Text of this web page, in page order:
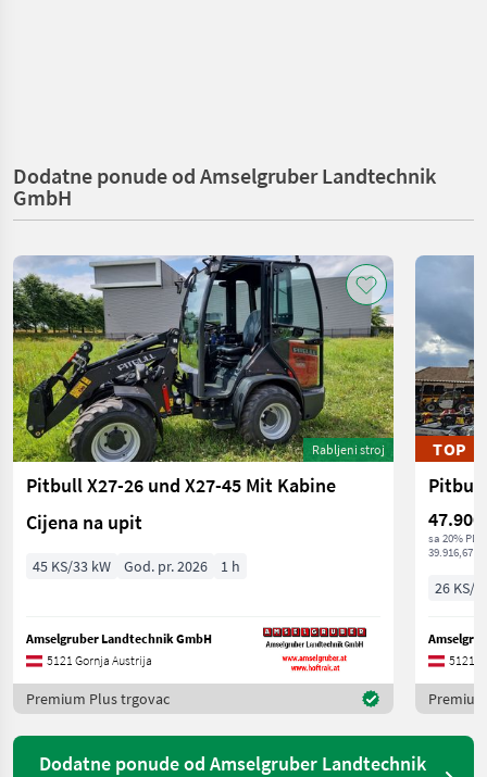
Dodatne ponude od Amselgruber Landtechnik
GmbH
Rabljeni stroj
Pitbull X27-26 und X27-45 Mit Kabine
Cijena na upit
45 KS/33 kW God. pr. 2026 1 h
Amselgruber Landtechnik GmbH
5121 Gornja Austrija
Premium Plus trgovac
TOP
47.900
sa 20%
39.916,67 €
26 KS/
5121
Dodatne ponude od Amselgruber Landtechnik